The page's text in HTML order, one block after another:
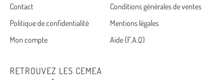
Cemea
footer
Contact
Conditions générales de ventes
Politique de confidentialité
Mentions légales
Mon compte
Aide (F.A.Q)
RETROUVEZ LES CEMEA